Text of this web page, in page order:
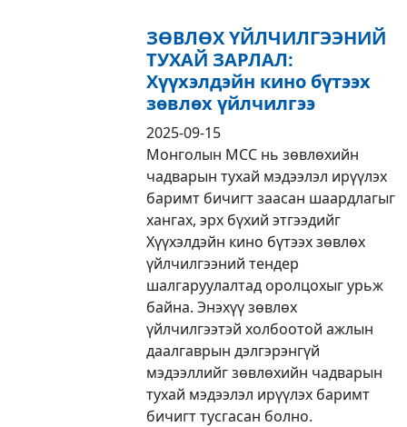
ЗӨВЛӨХ ҮЙЛЧИЛГЭЭНИЙ
ТУХАЙ ЗАРЛАЛ:
Хүүхэлдэйн кино бүтээх
зөвлөх үйлчилгээ
2025-09-15
Монголын МСС нь зөвлөхийн
чадварын тухай мэдээлэл ирүүлэх
баримт бичигт заасан шаардлагыг
хангах, эрх бүхий этгээдийг
Хүүхэлдэйн кино бүтээх зөвлөх
үйлчилгээний тендер
шалгаруулалтад оролцохыг урьж
байна. Энэхүү зөвлөх
үйлчилгээтэй холбоотой ажлын
даалгаврын дэлгэрэнгүй
мэдээллийг зөвлөхийн чадварын
тухай мэдээлэл ирүүлэх баримт
бичигт тусгасан болно.